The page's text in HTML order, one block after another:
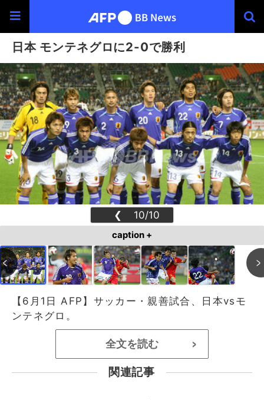
日本 モンテネグロに2-0で勝利
❮
10/10
❯
caption +
【6月1日 AFP】サッカー・親善試合、日本vsモ
ンテネグロ。
全文を読む >
関連記事